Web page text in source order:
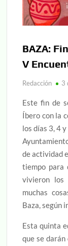
BAZA:
V
Redacción 3
Este fin de
Íbero con la
los días 3, 4
de actividad
tiempo para
vivieron los
muchas
Baza, según
Esta quinta
que se